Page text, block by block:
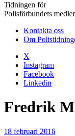
Tidningen för
Polisförbundets
Kontakta oss
Om
X
Instagram
Facebook
Linkedin
Fredrik
18 februari 2016